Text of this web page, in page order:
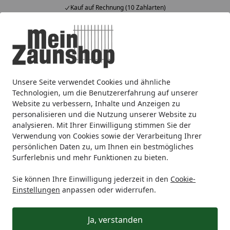
Unsere Seite verwendet Cookies und ähnliche
Technologien, um die Benutzererfahrung auf unserer
Website zu verbessern, Inhalte und Anzeigen zu
personalisieren und die Nutzung unserer Website zu
analysieren. Mit Ihrer Einwilligung stimmen Sie der
Verwendung von Cookies sowie der Verarbeitung Ihrer
persönlichen Daten zu, um Ihnen ein bestmögliches
Surferlebnis und mehr Funktionen zu bieten.
Sie können Ihre Einwilligung jederzeit in den Cookie-
Einstellungen anpassen oder widerrufen.
Ja, verstanden
Kauf auf Rechnung (10 Zahlarten)
Alle Produkte
Mein Konto
Suchen
Startseite
Doppelstabmattenzaun dz Doppelstabmatten
dz LED Zaunbeleuchtung für
Torpfosten 120 x 120 mm